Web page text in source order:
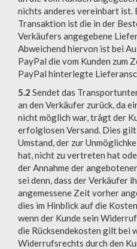
nichts anderes vereinbart ist.
Transaktion ist die in der
Verkäufers angegebene
Abweichend hiervon ist bei
PayPal die vom Kunden zum
PayPal hinterlegte
5.2 Sendet das
an den Verkäufer zurück, da
nicht möglich war, trägt der
erfolglosen Versand. Dies gilt
Umstand, der zur
hat, nicht zu vertreten hat
der Annahme der
sei denn, dass der Verkäufer
angemessene Zeit vorher
dies im Hinblick auf die
wenn der Kunde sein
die Rücksendekosten gilt bei
Widerrufsrechts durch den